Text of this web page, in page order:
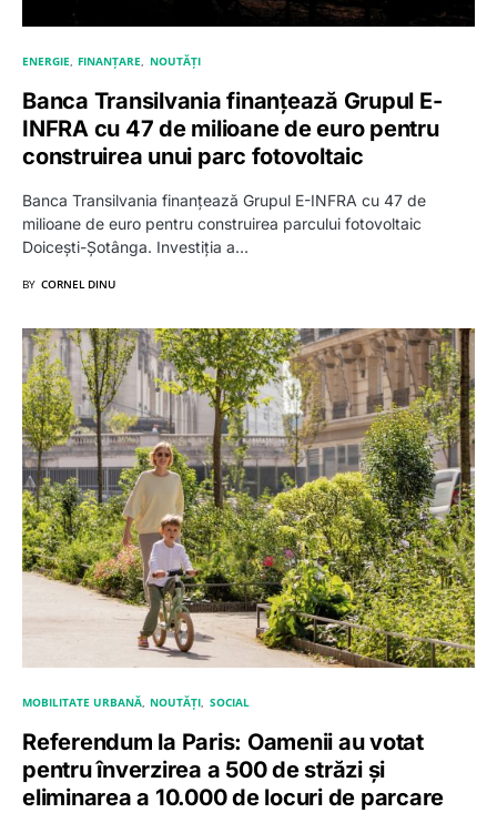
ENERGIE FINANȚARE NOUTĂȚI
Banca Transilvania finanțează Grupul E-
INFRA cu 47 de milioane de euro pentru
construirea unui parc fotovoltaic
Banca Transilvania finanțează Grupul E-INFRA cu 47 de
milioane de euro pentru construirea parcului fotovoltaic
Doicești-Şotânga. Investiția a…
BY CORNEL DINU
MOBILITATE URBANĂ NOUTĂȚI SOCIAL
Referendum la Paris: Oamenii au votat
pentru înverzirea a 500 de străzi și
eliminarea a 10.000 de locuri de parcare